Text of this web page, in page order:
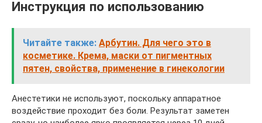
Инструкция по использованию
Читайте также: Арбутин. Для чего это в
косметике. Крема, маски от пигментных
пятен, свойства, применение в гинекологии
Анестетики не используют, поскольку аппаратное
воздействие проходит без боли. Результат заметен